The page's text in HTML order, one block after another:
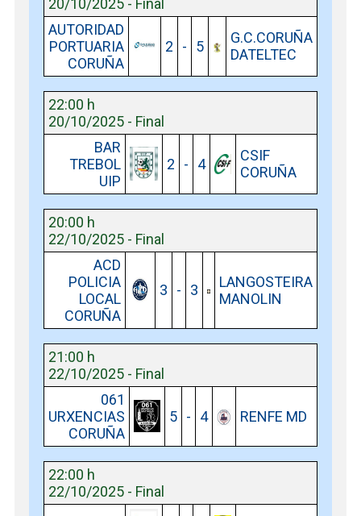
20/10/2025 - Final
AUTORIDAD
PORTUARIA
CORUÑA
2 - 5
G.C.CORUÑA
DATELTEC
22:00 h
20/10/2025 - Final
BAR
TREBOL
UIP
2 - 4
CSIF
CORUÑA
20:00 h
22/10/2025 - Final
ACD
POLICIA
LOCAL
CORUÑA
3 - 3
LANGOSTEIRA
MANOLIN
21:00 h
22/10/2025 - Final
061
URXENCIAS
CORUÑA
5 - 4 RENFE MD
22:00 h
22/10/2025 - Final